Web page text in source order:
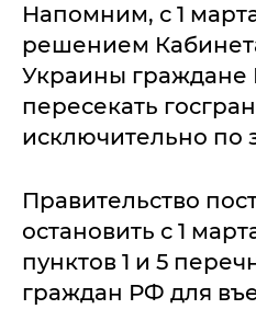
Напомним, с 1
решением
Украины граждане
пересекать
исключительно по
Правительство
остановить с 1
пунктов 1 и 5
граждан РФ для